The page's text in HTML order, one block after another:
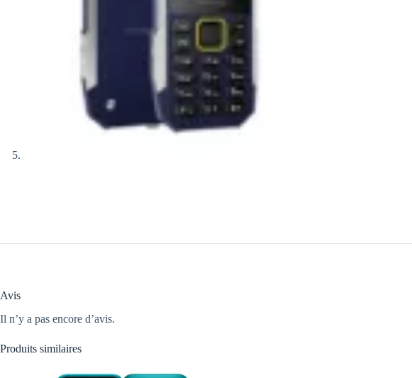
Avis
Il n’y a pas encore d’avis.
Produits similaires